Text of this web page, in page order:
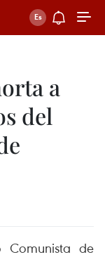
a
del
Comunista de